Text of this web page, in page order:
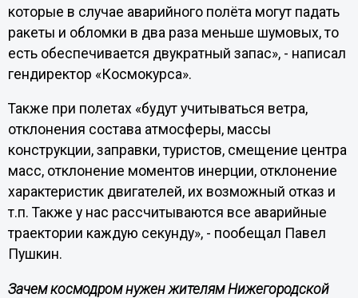
которые в случае аварийного полёта могут падать
ракеты и обломки в два раза меньше шумовых, то
есть обеспечивается двукратный запас», - написал
гендиректор «Космокурса».
Также при полетах «будут учитываться ветра,
отклонения состава атмосферы, массы
конструкции, заправки, туристов, смещение центра
масс, отклонение моментов инерции, отклонение
характеристик двигателей, их возможный отказ и
т.п. Также у нас рассчитываются все аварийные
траектории каждую секунду», - пообещал Павел
Пушкин.
Зачем космодром нужен жителям Нижегородской